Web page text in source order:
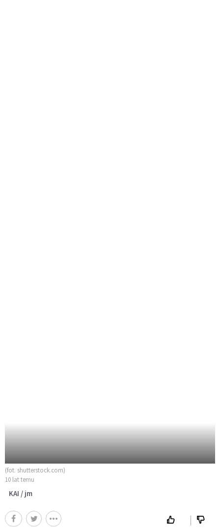
(fot. shutterstock.com)
10 lat temu
KAI / jm